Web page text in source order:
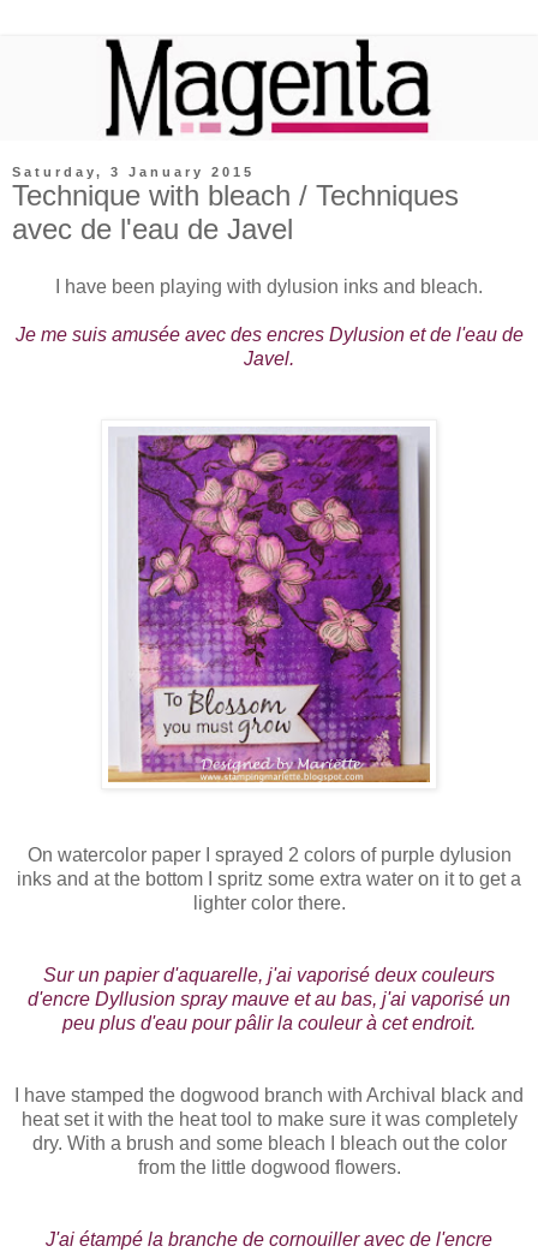
Saturday, 3 January 2015
Technique with bleach / Techniques
avec de l'eau de Javel
I have been playing with dylusion inks and bleach.
Je me suis amusée avec des encres Dylusion et de l'eau de
Javel.
On watercolor paper I sprayed 2 colors of purple dylusion
inks and at the bottom I spritz some extra water on it to get a
lighter color there.
Sur un papier d'aquarelle, j'ai vaporisé deux couleurs
d'encre Dyllusion spray mauve et au bas, j'ai vaporisé un
peu plus d'eau pour pâlir la couleur à cet endroit.
I have stamped the dogwood branch with Archival black and
heat set it with the heat tool to make sure it was completely
dry. With a brush and some bleach I bleach out the color
from the little dogwood flowers.
J'ai étampé la branche de cornouiller avec de l'encre